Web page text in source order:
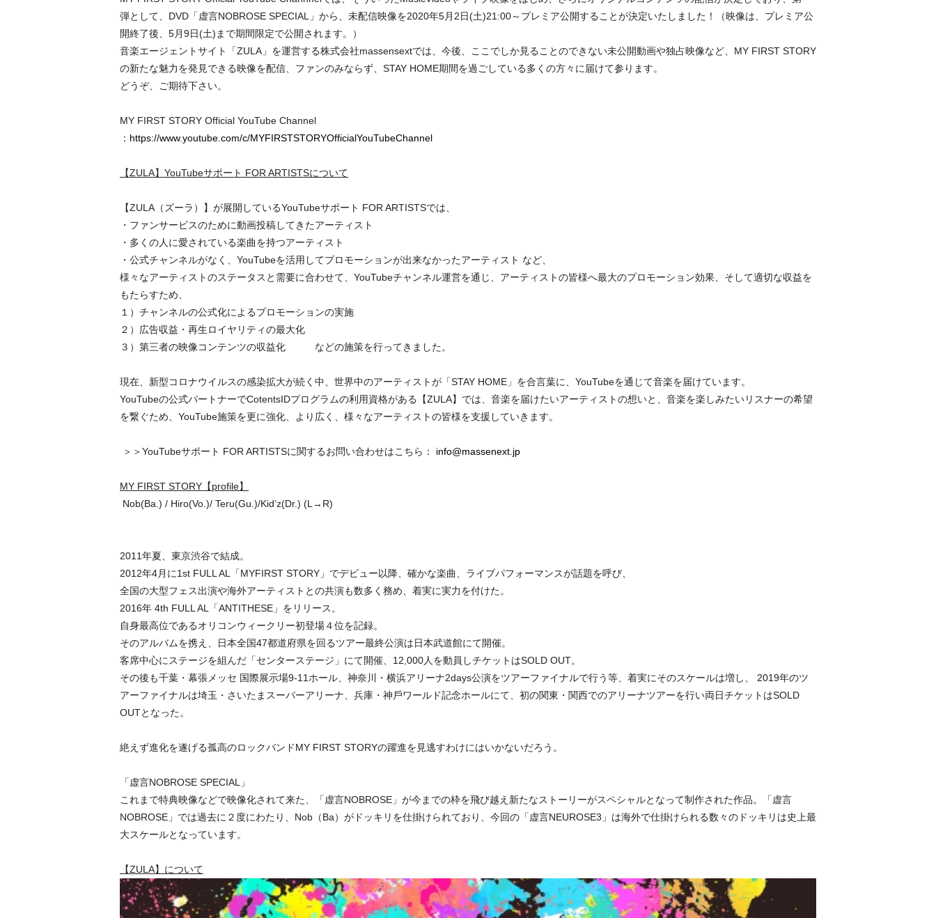
弾として、DVD「虚言NOBROSE SPECIAL」から、未配信映像を2020年5月2日(土)21:00～プレミア公開することが決定いたしました！（映像は、プレミア公
開終了後、5月9日(土)まで期間限定で公開されます。）
音楽エージェントサイト「ZULA」を運営する株式会社massensextでは、今後、ここでしか見ることのできない未公開動画や独占映像など、MY FIRST STORY
の新たな魅力を発見できる映像を配信、ファンのみならず、STAY HOME期間を過ごしている多くの方々に届けて参ります。
どうぞ、ご期待下さい。
MY FIRST STORY Official YouTube Channel
： https://www.youtube.com/c/MYFIRSTSTORYOfficialYouTubeChannel
【ZULA】YouTubeサポート FOR ARTISTSについて
【ZULA（ズーラ）】が展開しているYouTubeサポート FOR ARTISTSでは、
・ファンサービスのために動画投稿してきたアーティスト
・多くの人に愛されている楽曲を持つアーティスト
・公式チャンネルがなく、YouTubeを活用してプロモーションが出来なかったアーティスト など、
様々なアーティストのステータスと需要に合わせて、YouTubeチャンネル運営を通じ、アーティストの皆様へ最大のプロモーション効果、そして適切な収益を
もたらすため、
１）チャンネルの公式化によるプロモーションの実施
２）広告収益・再生ロイヤリティの最大化
３）第三者の映像コンテンツの収益化 などの施策を行ってきました。
現在、新型コロナウイルスの感染拡大が続く中、世界中のアーティストが「STAY HOME」を合言葉に、YouTubeを通じて音楽を届けています。
YouTubeの公式パートナーでCotentsIDプログラムの利用資格がある【ZULA】では、音楽を届けたいアーティストの想いと、音楽を楽しみたいリスナーの希望
を繋ぐため、YouTube施策を更に強化、より広く、様々なアーティストの皆様を支援していきます。
＞＞YouTubeサポート FOR ARTISTSに関するお問い合わせはこちら： info@massenext.jp
MY FIRST STORY【profile】​
​Nob(Ba.) / Hiro(Vo.)/ Teru(Gu.)/Kid’z(Dr.) (L→R)
2011年夏、東京渋⾕で結成。
2012年4⽉に1st FULL AL「MYFIRST STORY」でデビュー以降、確かな楽曲、ライブパフォーマンスが話題を呼び、
全国の⼤型フェス出演や海外アーティストとの共演も数多く務め、着実に実⼒を付けた。
2016年 4th FULL AL「ANTITHESE」をリリース。
⾃⾝最⾼位であるオリコンウィークリー初登場４位を記録。
そのアルバムを携え、⽇本全国47都道府県を回るツアー最終公演は⽇本武道館にて開催。
客席中⼼にステージを組んだ「センターステージ」にて開催、12,000⼈を動員しチケットはSOLD OUT。
その後も千葉・幕張メッセ 国際展⽰場9-11ホール、神奈川・横浜アリーナ2days公演をツアーファイナルで⾏う等、着実にそのスケールは増し、 2019年のツ
アーファイナルは埼⽟・さいたまスーパーアリーナ、兵庫・神⼾ワールド記念ホールにて、初の関東・関⻄でのアリーナツアーを⾏い両⽇チケットはSOLD
OUTとなった。
絶えず進化を遂げる孤⾼のロックバンドMY FIRST STORYの躍進を⾒逃すわけにはいかないだろう。
「虚言NOBROSE SPECIAL」
これまで特典映像などで映像化されて来た、「虚言NOBROSE」が今までの枠を飛び越え新たなストーリーがスペシャルとなって制作された作品。「虚言
NOBROSE」では過去に２度にわたり、Nob（Ba）がドッキリを仕掛けられており、今回の「虚言NEUROSE3」は海外で仕掛けられる数々のドッキリは史上最
大スケールとなっています。
【ZULA】について